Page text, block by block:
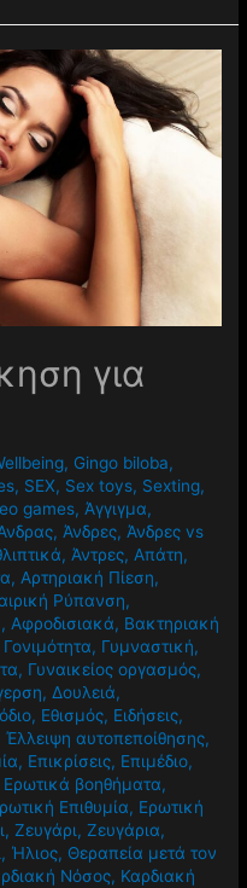
για
, Gingo biloba,
, SEX, Sex toys, Sexting,
games, Άγγιγμα,
, Άνδρες, Άνδρες vs
, Άντρες, Απάτη,
, Αρτηριακή Πίεση,
Ρύπανση,
, Αφροδισιακά, Βακτηριακή
Γονιμότητα, Γυμναστική,
, Γυναικείος οργασμός,
, Δουλειά,
, Εθισμός, Ειδήσεις,
Έλλειψη αυτοπεποίθησης,
, Επικρίσεις, Επιμέδιο,
Ερωτικά βοηθήματα,
Επιθυμία, Ερωτική
,Ζευγάρι,Ζευγάρια,
, Ήλιος, Θεραπεία μετά τον
Νόσος, Καρδιακή